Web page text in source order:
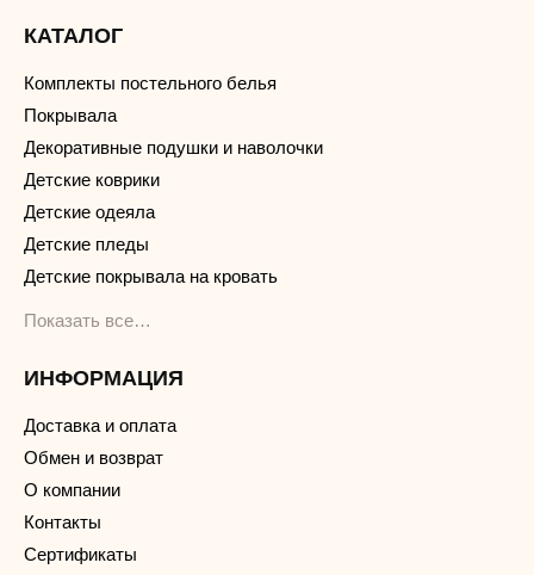
КАТАЛОГ
Комплекты постельного белья
Покрывала
Декоративные подушки и наволочки
Детские коврики
Детские одеяла
Детские пледы
Детские покрывала на кровать
Показать все…
ИНФОРМАЦИЯ
Доставка и оплата
Обмен и возврат
О компании
Контакты
Сертификаты